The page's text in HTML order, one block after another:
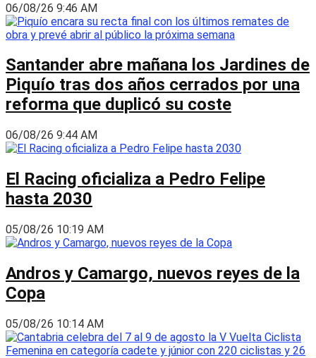
06/08/26 9:46 AM
Santander abre mañana los Jardines de
Piquío tras dos años cerrados por una
reforma que duplicó su coste
06/08/26 9:44 AM
El Racing oficializa a Pedro Felipe
hasta 2030
05/08/26 10:19 AM
Andros y Camargo, nuevos reyes de la
Copa
05/08/26 10:14 AM